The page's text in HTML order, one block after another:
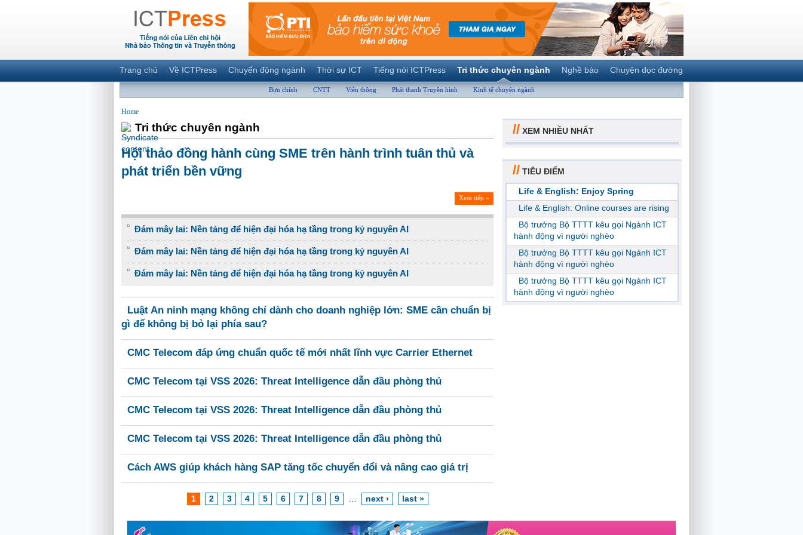
Trang chủ Về ICTPress Chuyển động ngành Thời sự ICT Tiếng nói ICTPress Tri thức chuyên ngành Nghề báo Chuyện dọc đường
Bưu chính CNTT Viễn thông Phát thanh Truyền hình Kinh tế chuyên ngành
Home
Tri thức chuyên ngành
Hội thảo đồng hành cùng SME trên hành trình tuân thủ và
phát triển bền vững
Xem tiếp »
Đám mây lai: Nền tảng để hiện đại hóa hạ tầng trong kỷ nguyên AI
Đám mây lai: Nền tảng để hiện đại hóa hạ tầng trong kỷ nguyên AI
Đám mây lai: Nền tảng để hiện đại hóa hạ tầng trong kỷ nguyên AI
Luật An ninh mạng không chỉ dành cho doanh nghiệp lớn: SME cần chuẩn bị
gì để không bị bỏ lại phía sau?
CMC Telecom đáp ứng chuẩn quốc tế mới nhất lĩnh vực Carrier Ethernet
CMC Telecom tại VSS 2026: Threat Intelligence dẫn đầu phòng thủ
CMC Telecom tại VSS 2026: Threat Intelligence dẫn đầu phòng thủ
CMC Telecom tại VSS 2026: Threat Intelligence dẫn đầu phòng thủ
Cách AWS giúp khách hàng SAP tăng tốc chuyển đổi và nâng cao giá trị
1 2 3 4 5 6 7 8 9 next › last »
// XEM NHIỀU NHẤT
// TIÊU ĐIỂM
Life & English: Enjoy Spring
Life & English: Online courses are rising
Bộ trưởng Bộ TTTT kêu gọi Ngành ICT
hành động vì người nghèo
Bộ trưởng Bộ TTTT kêu gọi Ngành ICT
hành động vì người nghèo
Bộ trưởng Bộ TTTT kêu gọi Ngành ICT
hành động vì người nghèo